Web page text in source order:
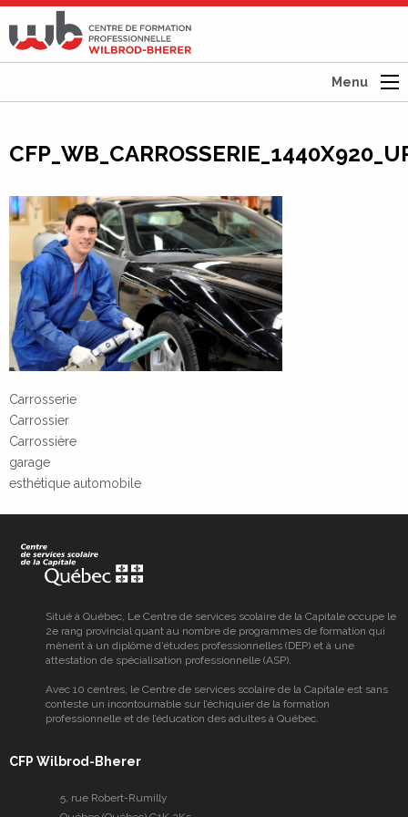
Wilbrod-
Menu
Carrosserie
Carrossier
Carrossière
garage
esthétique automobile
Situé à Québec, Le Centre de services scolaire de la Capitale occupe le
2e rang provincial quant au nombre de programmes de formation qui
mènent à un diplôme d’études professionnelles (DEP) et à une
attestation de spécialisation professionnelle (ASP).
Avec 10 centres, le Centre de services scolaire de la Capitale est sans
conteste un incontournable sur l’échiquier de la formation
professionnelle et de l’éducation des adultes à Québec.
CFP Wilbrod-Bherer
5, rue Robert-Rumilly